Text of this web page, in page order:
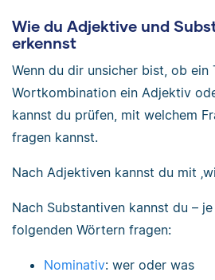
Wie du Adjektive und
erkennst
Wenn du dir unsicher bist, ob ein
Wortkombination ein Adjektiv
kannst du prüfen, mit welchem
fragen kannst.
Nach Adjektiven kannst du mit
Nach Substantiven kannst du –
folgenden Wörtern fragen:
Nominativ: wer oder was